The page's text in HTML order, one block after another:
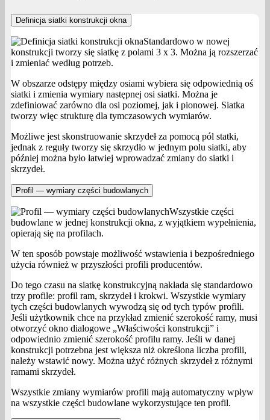
Definicja siatki konstrukcji okna
Standardowo w nowej
konstrukcji tworzy się siatkę z polami 3 x 3. Można ją rozszerzać
i zmieniać według potrzeb.
W obszarze odstępy między osiami wybiera się odpowiednią oś
siatki i zmienia wymiary następnej osi siatki. Można je
zdefiniować zarówno dla osi poziomej, jak i pionowej. Siatka
tworzy więc strukturę dla tymczasowych wymiarów.
Możliwe jest skonstruowanie skrzydeł za pomocą pól statki,
jednak z reguły tworzy się skrzydło w jednym polu siatki, aby
później można było łatwiej wprowadzać zmiany do siatki i
skrzydeł.
Profil — wymiary części budowlanych
Wszystkie części
budowlane w jednej konstrukcji okna, z wyjątkiem wypełnienia,
opierają się na profilach.
W ten sposób powstaje możliwość wstawienia i bezpośredniego
użycia również w przyszłości profili producentów.
Do tego czasu na siatkę konstrukcyjną nakłada się standardowo
trzy profile: profil ram, skrzydeł i krokwi. Wszystkie wymiary
tych części budowlanych wywodzą się od tych typów profili.
Jeśli użytkownik chce na przykład zmienić szerokość ramy, musi
otworzyć okno dialogowe „Właściwości konstrukcji” i
odpowiednio zmienić szerokość profilu ramy. Jeśli w danej
konstrukcji potrzebna jest większa niż określona liczba profili,
należy wstawić nowy. Można użyć różnych skrzydeł z różnymi
ramami skrzydeł.
Wszystkie zmiany wymiarów profili mają automatyczny wpływ
na wszystkie części budowlane wykorzystujące ten profil.